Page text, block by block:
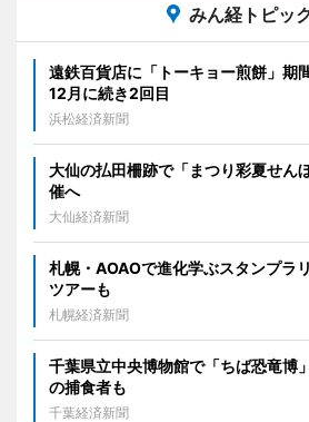
みん経トピッ
遠鉄百貨店に「トーキョー煎餅」
12月に続き2回目
浜松経済新聞
大仙の払田柵跡で「まつり彩夏せ
催へ
大仙経済新聞
札幌・AOAOで進化学ぶスタンプ
ツアーも
札幌経済新聞
千葉県立中央博物館で「ちば恐竜
の捕食者も
千葉経済新聞